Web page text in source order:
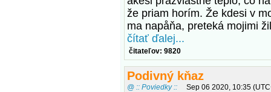
že priam horím. Že kdesi v
ma napåňa, preteká mojimi
čítať ďalej...
čitateľov: 9820
Podivný kňaz
@ :: Poviedky :: Sep 06 2020, 10:35